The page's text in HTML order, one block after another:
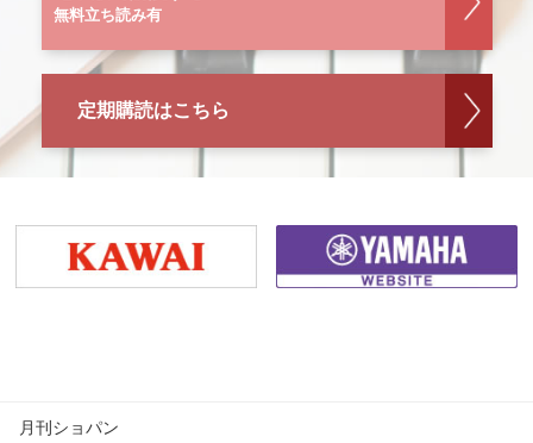
無料立ち読み有
定期購読はこちら
月刊ショパン